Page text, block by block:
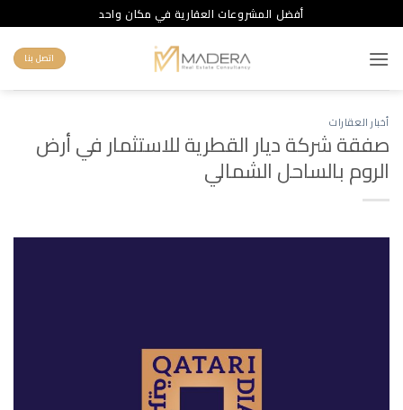
للمحتوى
أفضل المشروعات العقارية في مكان واحد
اتصل بنا
أخبار العقارات
صفقة شركة ديار القطرية للاستثمار في أرض
الروم بالساحل الشمالي